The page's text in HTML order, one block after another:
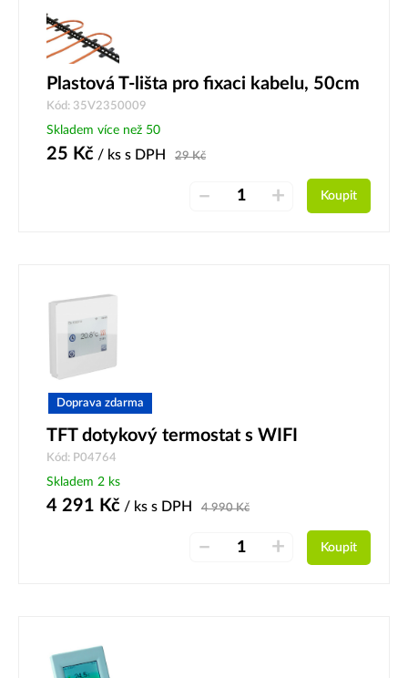
Plastová T-lišta pro fixaci kabelu, 50cm
Kód: 35V2350009
Skladem více než 50
25 Kč / ks s DPH 29Kč
– + Koupit
Doprava zdarma
TFT dotykový termostat s WIFI
Kód: P04764
Skladem 2 ks
4 291 Kč / ks s DPH 4 990Kč
– + Koupit